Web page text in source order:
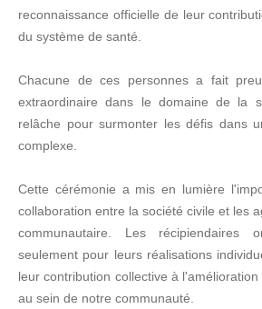
reconnaissance officielle de leur
du système de santé.
Chacune de ces personnes a fait
extraordinaire dans le domaine de la
relâche pour surmonter les défis dans
complexe.
Cette cérémonie a mis en lumière
collaboration entre la société civile et les
communautaire. Les
seulement pour leurs réalisations
leur contribution collective à
au sein de notre communauté.